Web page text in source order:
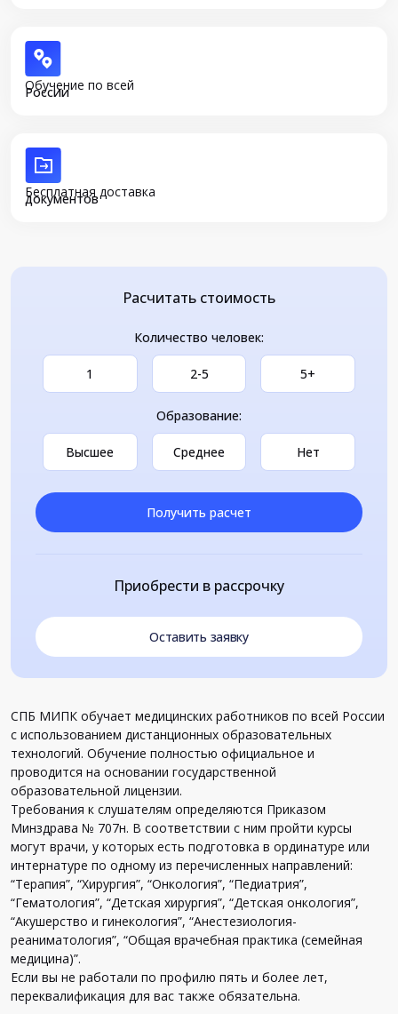
Обучение по всей
России
Бесплатная доставка
документов
Расчитать стоимость
Количество человек:
1 2-5 5+
Образование:
Высшее Среднее Нет
Получить расчет
Приобрести в рассрочку
Оставить заявку
СПБ МИПК обучает медицинских работников по всей России
с использованием дистанционных образовательных
технологий. Обучение полностью официальное и
проводится на основании государственной
образовательной лицензии.
Требования к слушателям определяются Приказом
Минздрава № 707н. В соответствии с ним пройти курсы
могут врачи, у которых есть подготовка в ординатуре или
интернатуре по одному из перечисленных направлений:
“Терапия”, “Хирургия”, “Онкология”, “Педиатрия”,
“Гематология”, “Детская хирургия”, “Детская онкология”,
“Акушерство и гинекология”, “Анестезиология-
реаниматология”, “Общая врачебная практика (семейная
медицина)”.
Если вы не работали по профилю пять и более лет,
переквалификация для вас также обязательна.